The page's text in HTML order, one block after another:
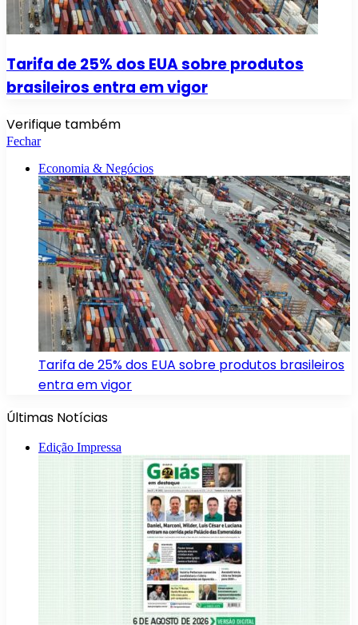
Tarifa de 25% dos EUA sobre produtos
brasileiros entra em vigor
Verifique também
Fechar
Economia & Negócios
Tarifa de 25% dos EUA sobre produtos brasileiros
entra em vigor
Últimas Notícias
Edição Impressa